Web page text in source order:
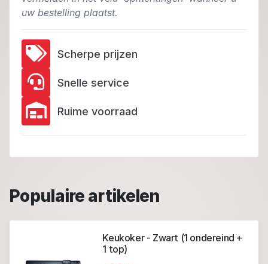
uw bestelling plaatst.
Scherpe prijzen
Snelle service
Ruime voorraad
Populaire artikelen
Keukoker - Zwart (1 ondereind +
1 top)